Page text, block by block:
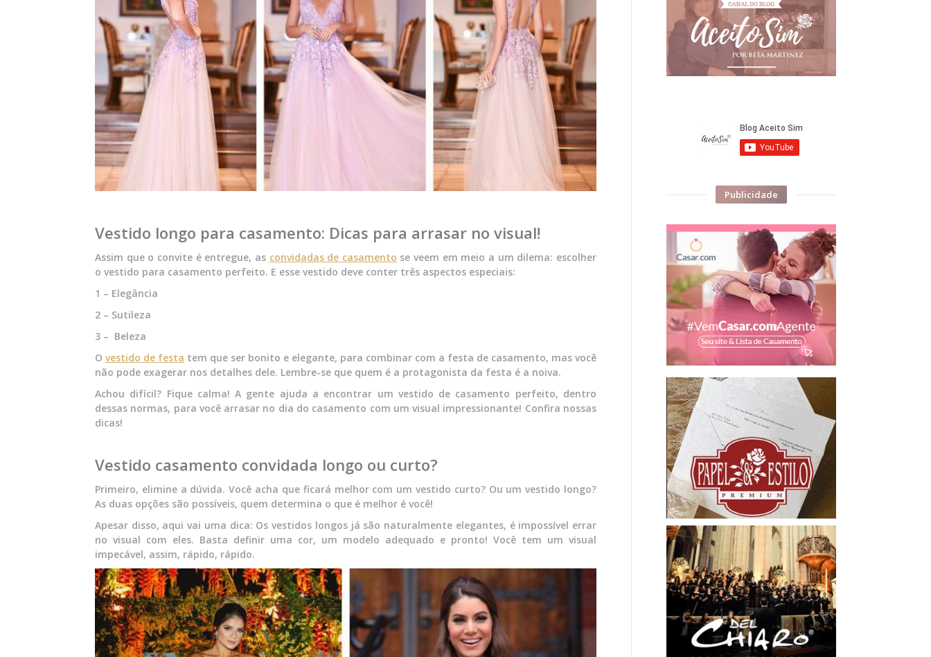
Vestido longo para casamento: Dicas para arrasar no visual!
Assim que o convite é entregue, as convidadas de casamento se veem em meio a um dilema: escolher
o vestido para casamento perfeito. E esse vestido deve conter três aspectos especiais:
1 – Elegância
2 – Sutileza
3 – Beleza
O vestido de festa tem que ser bonito e elegante, para combinar com a festa de casamento, mas você
não pode exagerar nos detalhes dele. Lembre-se que quem é a protagonista da festa é a noiva.
Achou difícil? Fique calma! A gente ajuda a encontrar um vestido de casamento perfeito, dentro
dessas normas, para você arrasar no dia do casamento com um visual impressionante! Confira nossas
dicas!
Vestido casamento convidada longo ou curto?
Primeiro, elimine a dúvida. Você acha que ficará melhor com um vestido curto? Ou um vestido longo?
As duas opções são possíveis, quem determina o que é melhor é você!
Apesar disso, aqui vai uma dica: Os vestidos longos já são naturalmente elegantes, é impossível errar
no visual com eles. Basta definir uma cor, um modelo adequado e pronto! Você tem um visual
impecável, assim, rápido, rápido.
Publicidade